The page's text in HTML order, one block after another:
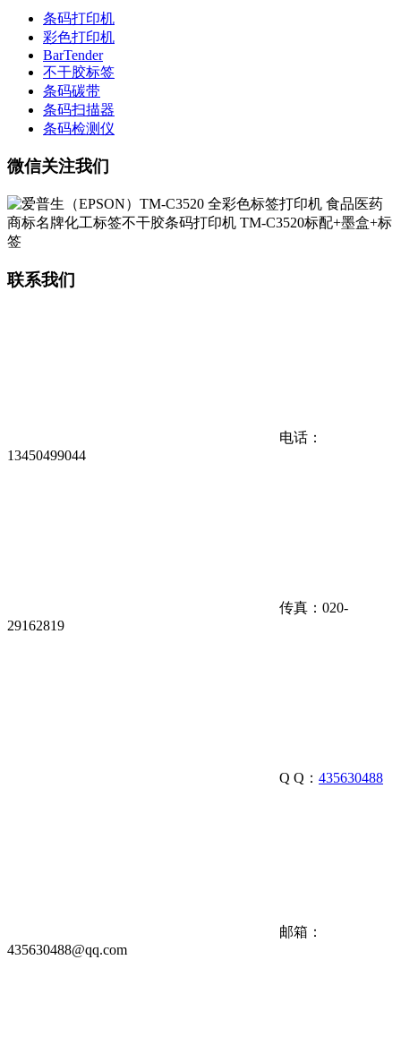
条码打印机
彩色打印机
BarTender
不干胶标签
条码碳带
条码扫描器
条码检测仪
微信关注我们
联系我们
电话：
13450499044
传真：020-
29162819
Q Q： 435630488
邮箱：
435630488@qq.com